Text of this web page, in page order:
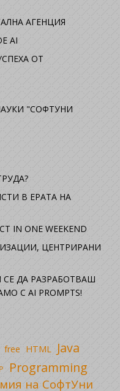
АГЕНЦИЯ
AI
ОТ
"СОФТУНИ
В ЕРАТА НА
IN ONE WEEKEND
ЦЕНТРИРАНИ
СЕ ДА РАЗРАБОТВАШ
С AI PROMPTS!
free HTML Java
Programming
на СофтУни